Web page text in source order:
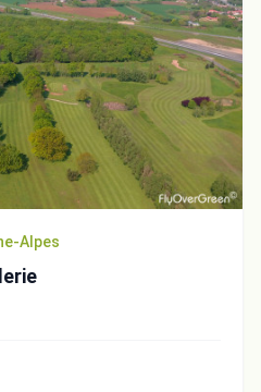
Alpes